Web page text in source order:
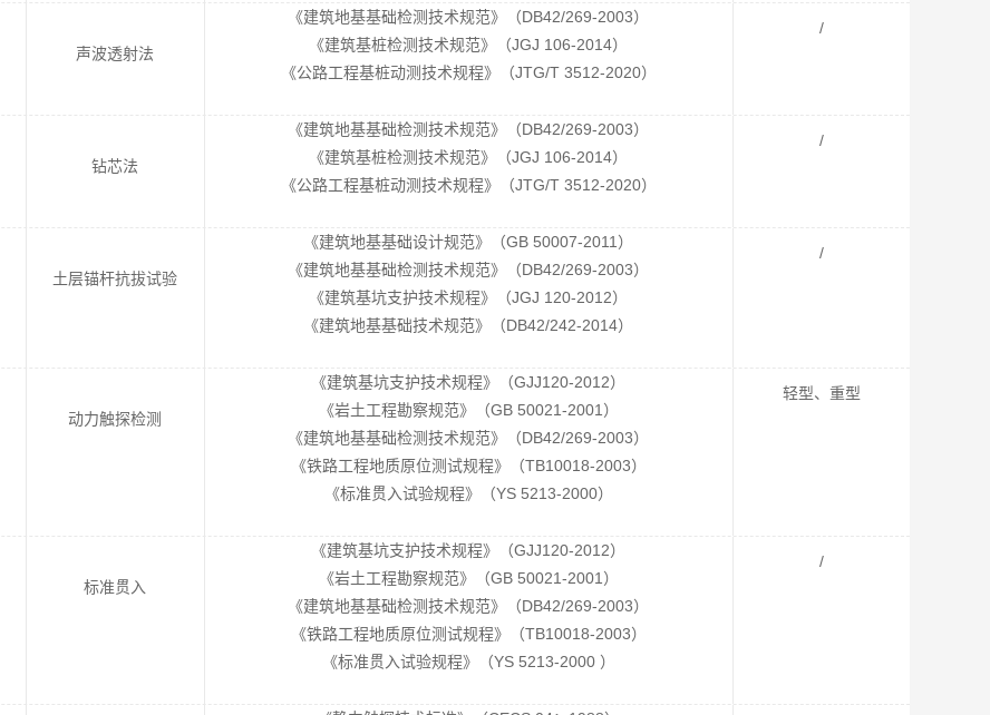
声波透射法
《建筑地基基础检测技术规范》（DB42/269-2003）
《建筑基桩检测技术规范》（JGJ 106-2014）
《公路工程基桩动测技术规程》（JTG/T 3512-2020）
/
钻芯法
《建筑地基基础检测技术规范》（DB42/269-2003）
《建筑基桩检测技术规范》（JGJ 106-2014）
《公路工程基桩动测技术规程》（JTG/T 3512-2020）
/
土层锚杆抗拔试验
《建筑地基基础设计规范》（GB 50007-2011）
《建筑地基基础检测技术规范》（DB42/269-2003）
《建筑基坑支护技术规程》（JGJ 120-2012）
《建筑地基基础技术规范》（DB42/242-2014）
/
动力触探检测
《建筑基坑支护技术规程》（GJJ120-2012）
《岩土工程勘察规范》（GB 50021-2001）
《建筑地基基础检测技术规范》（DB42/269-2003）
《铁路工程地质原位测试规程》（TB10018-2003）
《标准贯入试验规程》（YS 5213-2000）
轻型、重型
标准贯入
《建筑基坑支护技术规程》（GJJ120-2012）
《岩土工程勘察规范》（GB 50021-2001）
《建筑地基基础检测技术规范》（DB42/269-2003）
《铁路工程地质原位测试规程》（TB10018-2003）
《标准贯入试验规程》（YS 5213-2000 ）
/